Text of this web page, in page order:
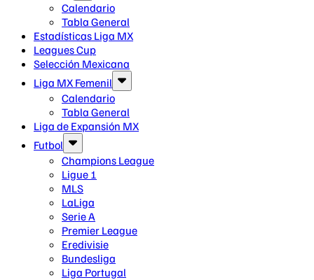
Calendario
Tabla General
Estadísticas Liga MX
Leagues Cup
Selección Mexicana
Liga MX Femenil
Calendario
Tabla General
Liga de Expansión MX
Futbol
Champions League
Ligue 1
MLS
LaLiga
Serie A
Premier League
Eredivisie
Bundesliga
Liga Portugal